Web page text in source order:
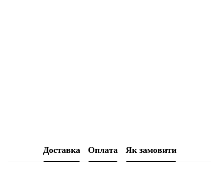
Доставка Оплата Як замовити